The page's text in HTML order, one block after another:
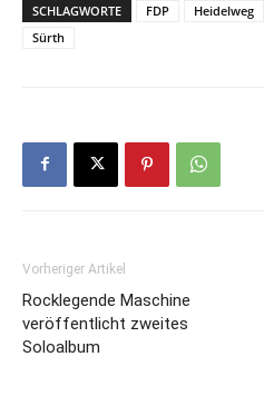
SCHLAGWORTE FDP Heidelweg
Sürth
Vorheriger Artikel
Rocklegende Maschine
veröffentlicht zweites
Soloalbum